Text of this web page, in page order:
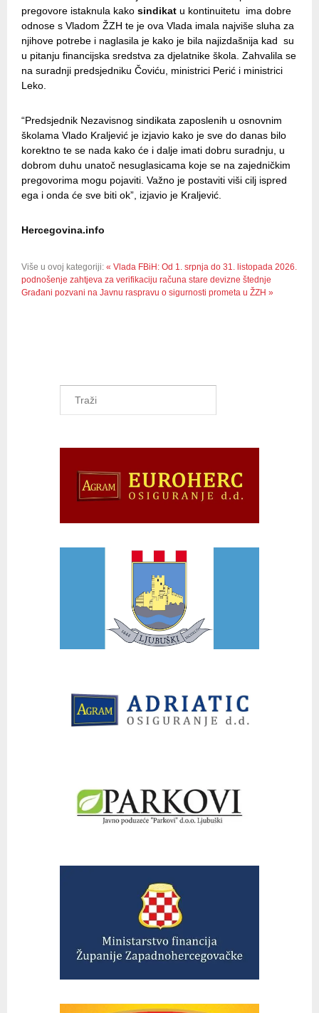
pregovore istaknula kako sindikat u kontinuitetu ima dobre
odnose s Vladom ŽZH te je ova Vlada imala najviše sluha za
njihove potrebe i naglasila je kako je bila najizdašnija kad su
u pitanju financijska sredstva za djelatnike škola. Zahvalila se
na suradnji predsjedniku Čoviću, ministrici Perić i ministrici
Leko.
“Predsjednik Nezavisnog sindikata zaposlenih u osnovnim
školama Vlado Kraljević je izjavio kako je sve do danas bilo
korektno te se nada kako će i dalje imati dobru suradnju, u
dobrom duhu unatoč nesuglasicama koje se na zajedničkim
pregovorima mogu pojaviti. Važno je postaviti viši cilj ispred
ega i onda će sve biti ok”, izjavio je Kraljević.
Hercegovina.info
Više u ovoj kategoriji: « Vlada FBiH: Od 1. srpnja do 31. listopada 2026.
podnošenje zahtjeva za verifikaciju računa stare devizne štednje
Građani pozvani na Javnu raspravu o sigurnosti prometa u ŽZH »